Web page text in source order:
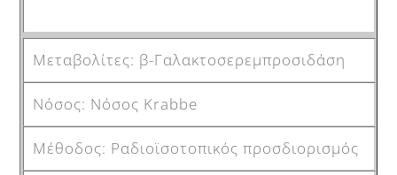
β-Γαλακτοσερεμπροσιδάση
Νόσος Krabbe
Ραδιοϊσοτοπικός προσδιορισμός